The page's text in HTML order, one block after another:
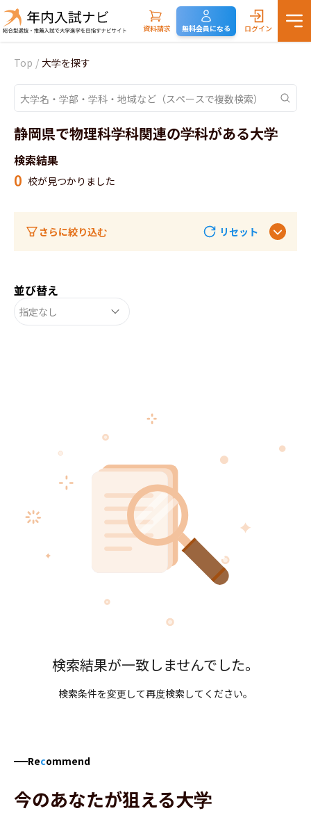
資料請求 無料会員になる ログイン
Top / 大学を探す
静岡県で物理科学科関連の学科がある大学
検索結果
0 校が見つかりました
さらに絞り込む リセット
並び替え
指定なし
検索結果が一致しませんでした。
検索条件を変更して再度検索してください。
Recommend
今のあなたが狙える大学